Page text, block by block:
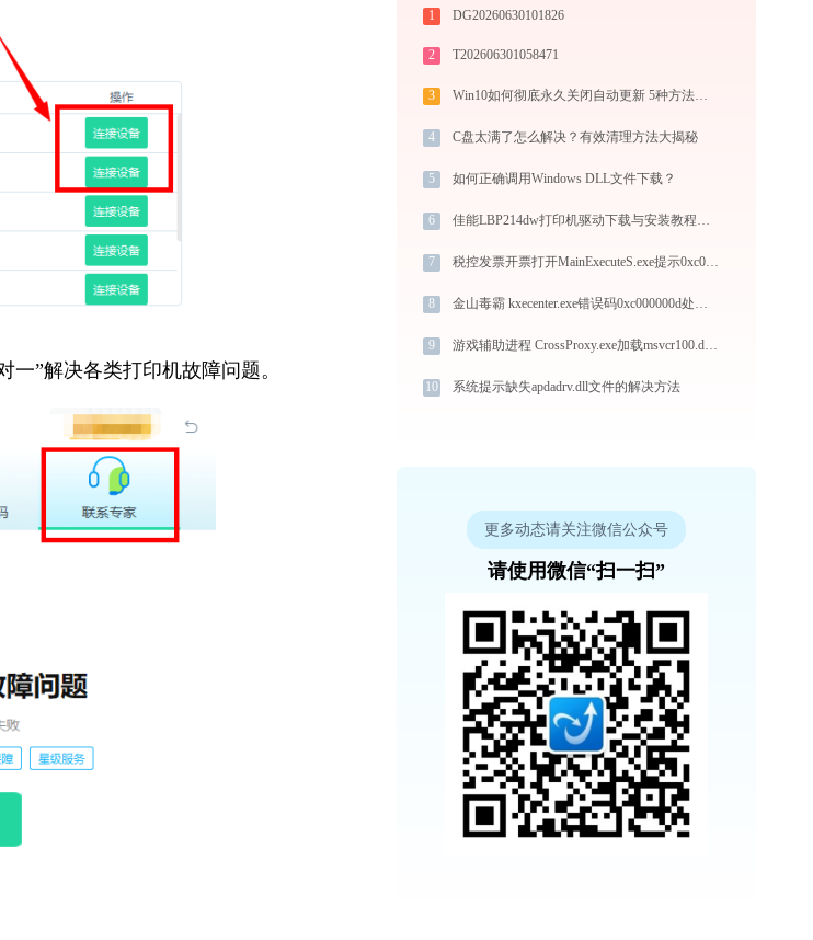
一”解决各类打印机故障问题。
1 DG20260630101826
2 T202606301058471
3 Win10如何彻底永久关闭自动更新 5种方法教你永久关闭win10自动更新
4 C盘太满了怎么解决？有效清理方法大揭秘
5 如何正确调用Windows DLL文件下载？
6 佳能LBP214dw打印机驱动下载与安装教程：新手也能轻松搞定
7 税控发票开票打开MainExecuteS.exe提示0xc000000d错误码怎么办
8 金山毒霸 kxecenter.exe错误码0xc000000d处理办法
9 游戏辅助进程 CrossProxy.exe加载msvcr100.dll文件丢失处理办法
10 系统提示缺失apdadrv.dll文件的解决方法
更多动态请关注微信公众号
请使用微信“扫一扫”